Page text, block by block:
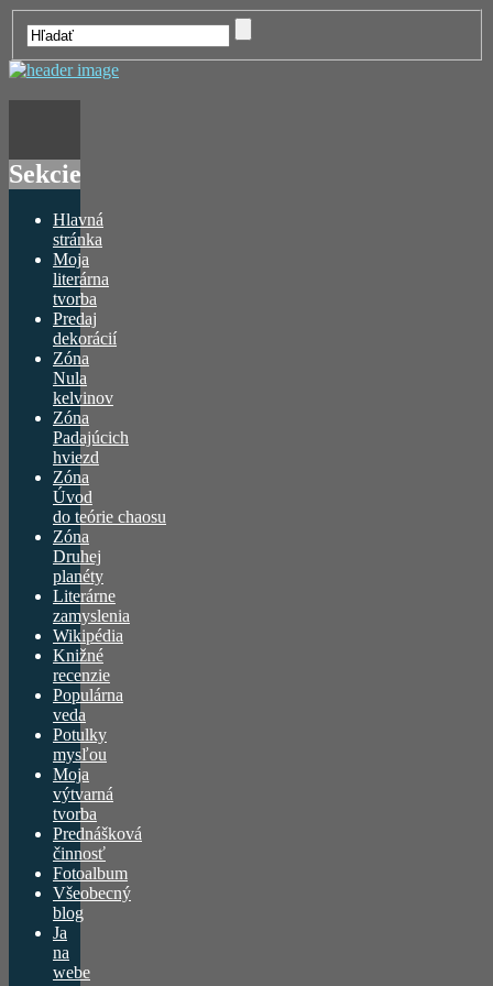
Sekcie
Hlavná
stránka
Moja
literárna
tvorba
Predaj
dekorácií
Zóna
Nula
kelvinov
Zóna
Padajúcich
hviezd
Zóna
Úvod
do teórie chaosu
Zóna
Druhej
planéty
Literárne
zamyslenia
Wikipédia
Knižné
recenzie
Populárna
veda
Potulky
mysľou
Moja
výtvarná
tvorba
Prednášková
činnosť
Fotoalbum
Všeobecný
blog
Ja
na
webe